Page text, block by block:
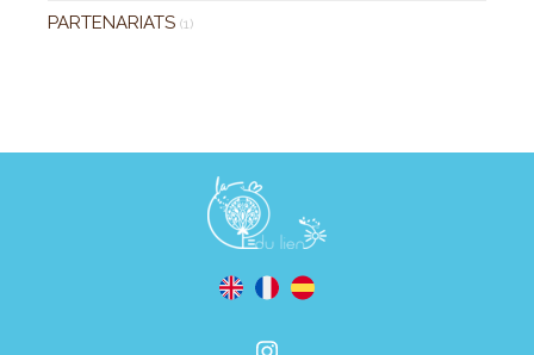
PARTENARIATS (1)